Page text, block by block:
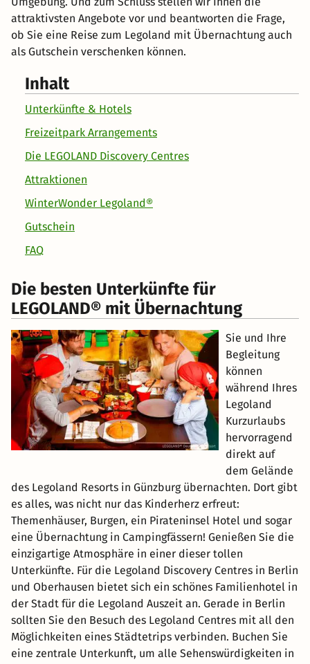
attraktivsten Angebote vor und beantworten die Frage,
ob Sie eine Reise zum Legoland mit Übernachtung auch
als Gutschein verschenken können.
Inhalt
Unterkünfte & Hotels
Freizeitpark Arrangements
Die LEGOLAND Discovery Centres
Attraktionen
WinterWonder Legoland®
Gutschein
FAQ
Die besten Unterkünfte für
LEGOLAND® mit Übernachtung
Sie und Ihre
Begleitung
können
während Ihres
Legoland
Kurzurlaubs
hervorragend
direkt auf
dem Gelände
des Legoland Resorts in Günzburg übernachten. Dort gibt
es alles, was nicht nur das Kinderherz erfreut:
Themenhäuser, Burgen, ein Pirateninsel Hotel und sogar
eine Übernachtung in Campingfässern! Genießen Sie die
einzigartige Atmosphäre in einer dieser tollen
Unterkünfte. Für die Legoland Discovery Centres in Berlin
und Oberhausen bietet sich ein schönes Familienhotel in
der Stadt für die Legoland Auszeit an. Gerade in Berlin
sollten Sie den Besuch des Legoland Centres mit all den
Möglichkeiten eines Städtetrips verbinden. Buchen Sie
eine zentrale Unterkunft, um alle Sehenswürdigkeiten in